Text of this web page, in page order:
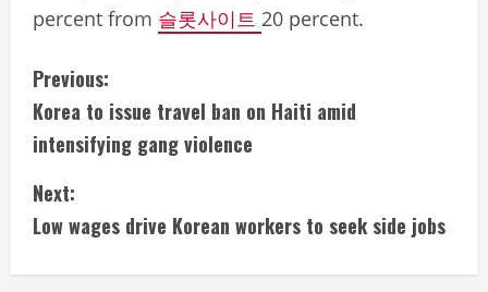
percent from 슬롯사이트 20 percent.
C
o
n
t
i
Previous:
Korea to issue travel ban on Haiti amid
intensifying gang violence
Next:
Low wages drive Korean workers to seek side jobs